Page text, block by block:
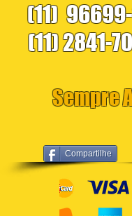
Compartilhe
(11)
(11) 2841-
Sempre